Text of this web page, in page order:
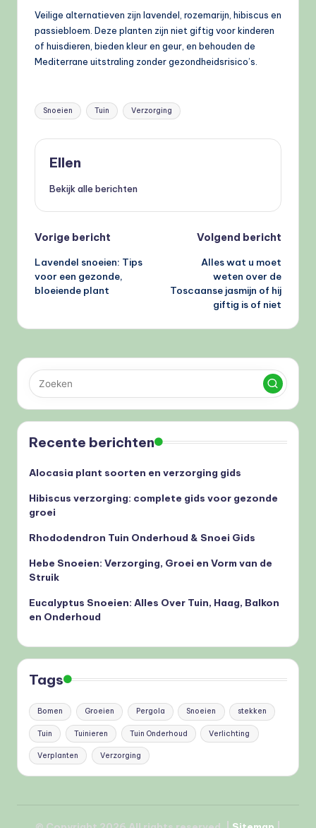
Veilige alternatieven zijn lavendel, rozemarijn, hibiscus en
passiebloem. Deze planten zijn niet giftig voor kinderen
of huisdieren, bieden kleur en geur, en behouden de
Mediterrane uitstraling zonder gezondheidsrisico’s.
Tags:
Snoeien Tuin Verzorging
Ellen
Bekijk alle berichten
Bericht
navigatie
Vorige bericht
Lavendel snoeien: Tips
voor een gezonde,
bloeiende plant
Volgend bericht
Alles wat u moet
weten over de
Toscaanse jasmijn of hij
giftig is of niet
Recente berichten
Alocasia plant soorten en verzorging gids
Hibiscus verzorging: complete gids voor gezonde
groei
Rhododendron Tuin Onderhoud & Snoei Gids
Hebe Snoeien: Verzorging, Groei en Vorm van de
Struik
Eucalyptus Snoeien: Alles Over Tuin, Haag, Balkon
en Onderhoud
Tags
Bomen Groeien Pergola Snoeien stekken
Tuin Tuinieren Tuin Onderhoud Verlichting
Verplanten Verzorging